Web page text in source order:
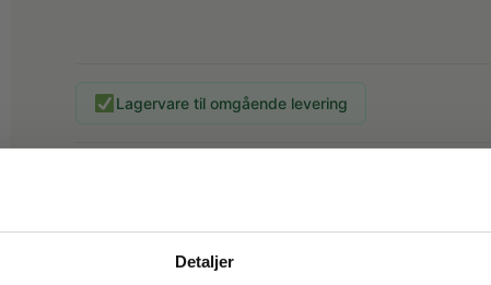
Detaljer
Lagervare til omgående levering
Moppe med nærmest helt tæt struktur i
Moppen anbefales til næsten alle typer gulve,